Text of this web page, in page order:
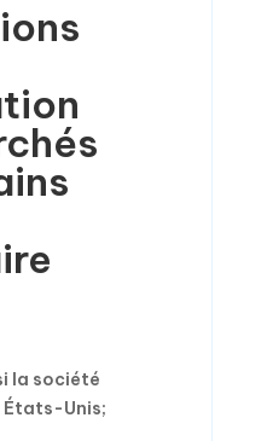
la société
États-Unis;